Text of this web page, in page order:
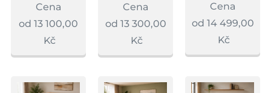
Cena
od 13 100,00
Kč
Cena
od 13 300,00
Kč
Cena
od 14 499,00
Kč